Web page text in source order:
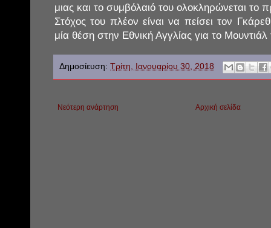
μιας και το συμβόλαιό του ολοκληρώνεται το
Στόχος του πλέον είναι να πείσει τον
μία θέση στην Εθνική Αγγλίας για το
Δημοσίευση: Τρίτη, Ιανουαρίου 30, 2018
Νεότερη ανάρτηση Αρχική σελίδα